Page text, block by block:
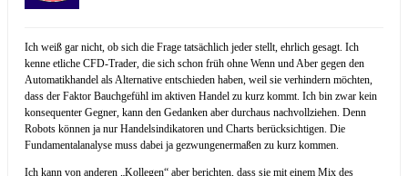
Ich weiß gar nicht, ob sich die Frage tatsächlich jeder stellt, ehrlich gesagt. Ich
kenne etliche CFD-Trader, die sich schon früh ohne Wenn und Aber gegen den
Automatikhandel als Alternative entschieden haben, weil sie verhindern möchten,
dass der Faktor Bauchgefühl im aktiven Handel zu kurz kommt. Ich bin zwar kein
konsequenter Gegner, kann den Gedanken aber durchaus nachvollziehen. Denn
Robots können ja nur Handelsindikatoren und Charts berücksichtigen. Die
Fundamentalanalyse muss dabei ja gezwungenermaßen zu kurz kommen.
Ich kann von anderen „Kollegen“ aber berichten, dass sie mit einem Mix des